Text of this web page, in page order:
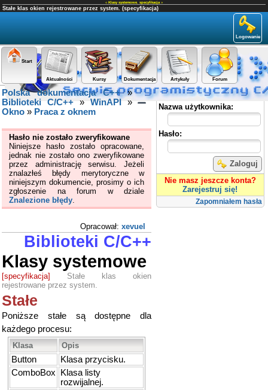
« Klasy systemowe specyfikacja »
Stałe klas okien rejestrowane przez system. (specyfikacja)
Logowanie
Start
Aktualności Kursy Dokumentacja Artykuły Forum
Panel użytkownika
Nazwa użytkownika:
Hasło:
Zaloguj
Nie masz jeszcze konta?
Zarejestruj się!
Zapomniałem hasła
Polska dokumentacja C++»
Biblioteki C/C++ » WinAPI»
Okno » Praca z oknem
Hasło nie zostało zweryfikowane
Niniejsze hasło zostało opracowane,
jednak nie zostało ono zweryfikowane
przez administrację serwisu. Jeżeli
znalazłeś błędy merytoryczne w
niniejszym dokumencie, prosimy o ich
zgłoszenie na forum w dziale
Znalezione błędy.
Opracował: xevuel
Biblioteki C/C++
Klasy systemowe
[specyfikacja] Stałe klas okien
rejestrowane przez system.
Stałe
Poniższe stałe są dostępne dla
każdego procesu:
Klasa Opis
Button
Klasa przycisku.
ComboBox
Klasa listy
rozwijalnej.